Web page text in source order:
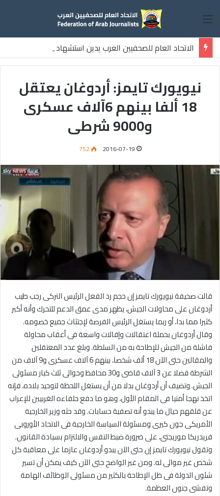
القائمة
الاتحاد العام للصحفيين العرب يدين استشهاد
ثلاثة صحفيين فلسطينيين باستهداف إسرائيلي وسط قطاع غزة
نيويورك تايمز: أردوغان يعتقل
18 ألفا بينهم 6آلاف عسكرى
و9000 شرطى
2016-07-19
752
قالت صحيفة نيويورك تايمز إن حجم رد الفعل الرئيس التركى رجب طيب
أردوغان على محاولات الجيش، يظهر مدى عمق الدعم للتحرك وأنه أكبر
كثيرا مما بدا، أو ربما يستغل الرئيس الفرصة لإجتثاث جميع خصومه.
وقال أردوغان بحملة اعتقالات وإقالات واسعة فى أعقاب محاولة
فاشلة من الجيش للإطاحة به من السلطة. وبلغ عدد المعتقلين
والمقالين حتى الآن 18 ألف شخصا، بينهم 6 آلاف عسكرى و9 آلاف من
الشرطة فضلا عن 3 آلاف قاضى و30 محافظ وحوالى ثلث كبار مسئولى
الجيش. وتضيف أن أردوغان بدلا من أن يستغل اللحظة لتوحيد بلاده، فإنه
اتخذ نهجا أمنيا فى المقام الأول، وهو ما دفع حلفاءه الغربيين للإعراب
عن قلقهم حيال ما يبدو أنه تصفية حسابات. وقد حثه وزير الخارجية
الأمريكى جون كيرى ومسئولة السياسة الخارجية فى الاتحاد الأوروبى
فريدريكا موريجنى، على ضرورة ضبط النفس والالتزام بسيادة القانون.
وتقول نيويورك تايمز إن حتى الآن يبدو أردوغان عازما على معاقبة كل
شخص غير موالى له. ومن غير الواضح حتى الآن كيف يمكن أن تسير
شئون الدولة فى ظل الإطاحة بالكثير من مسئولى الوظائف الهامة
وتفشى جنون العظمة.